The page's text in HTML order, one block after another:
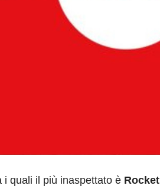
i quali il più inaspettato è